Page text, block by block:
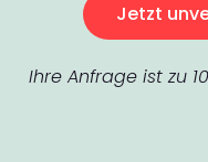
Jetzt
Ihre Anfrage ist zu